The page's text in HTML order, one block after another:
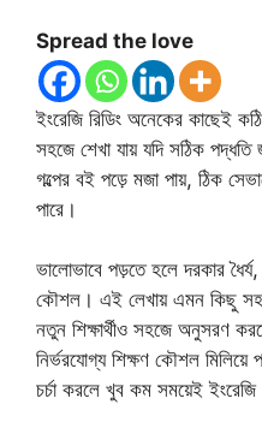
Spread the love
ইংরেজি রিডিং অনেকের কাছেই
সহজে শেখা যায় যদি সঠিক পদ্ধতি
গল্পের বই পড়ে মজা পায়, ঠিক
পারে।
ভালোভাবে পড়তে হলে দরকার
কৌশল। এই লেখায় এমন কিছু
নতুন শিক্ষার্থীও সহজে অনুসরণ
নির্ভরযোগ্য শিক্ষণ কৌশল মিলিয়ে
চর্চা করলে খুব কম সময়েই